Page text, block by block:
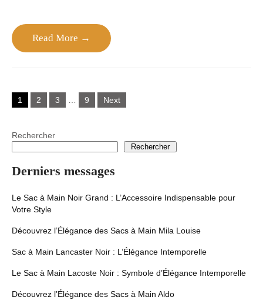
Read More →
Posts
navigation
1 2 3 9 Next
Rechercher
Rechercher
Derniers messages
Le Sac à Main Noir Grand : L’Accessoire Indispensable pour
Votre Style
Découvrez l’Élégance des Sacs à Main Mila Louise
Sac à Main Lancaster Noir : L’Élégance Intemporelle
Le Sac à Main Lacoste Noir : Symbole d’Élégance Intemporelle
Découvrez l’Élégance des Sacs à Main Aldo